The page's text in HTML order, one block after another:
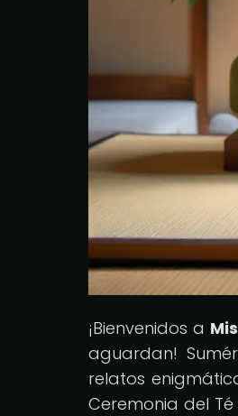
¡Bienvenidos a
aguardan!
relatos
Ceremonia del